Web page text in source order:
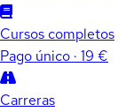
Cursos completos
Pago único · 19 €
Carreras